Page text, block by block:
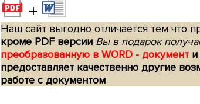
+
Наш сайт выгодно отличается тем что
кроме PDF версии Вы в подарок
преобразованную в WORD - документ и
предоставляет качественно другие
работе с документом